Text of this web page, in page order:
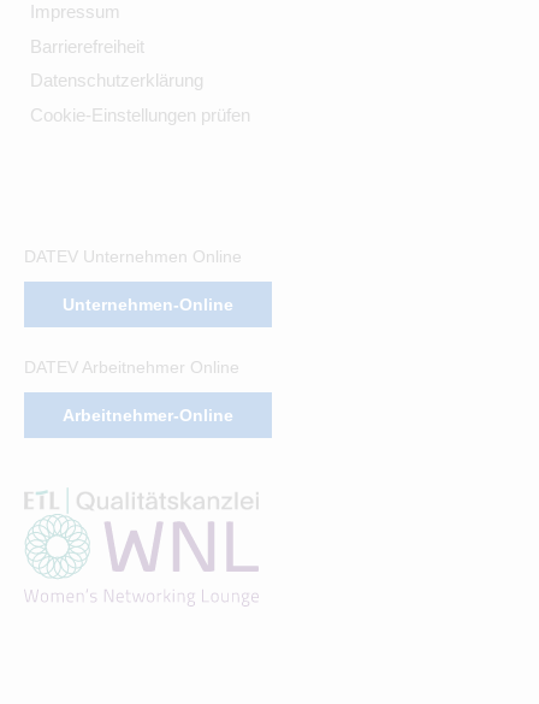
Impressum
Barrierefreiheit
Datenschutzerklärung
Cookie-Einstellungen prüfen
DATEV Unternehmen Online
Unternehmen-Online
DATEV Arbeitnehmer Online
Arbeitnehmer-Online